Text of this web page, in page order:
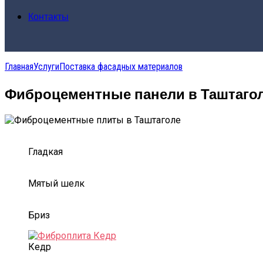
Контакты
ГлавнаяУслугиПоставка фасадных материалов
Фиброцементные панели в
Гладкая
Мятый шелк
Бриз
Кедр